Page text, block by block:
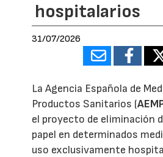
hospitalarios
31/07/2026
La Agencia Española de
Productos Sanitarios (
el proyecto de eliminación
papel en determinados
uso exclusivamente